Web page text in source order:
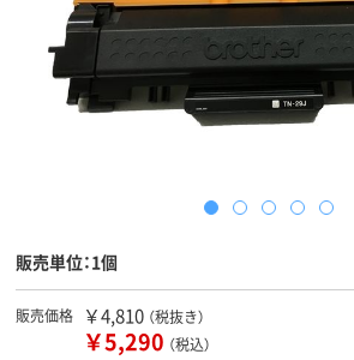
販売単位：1個
販売価格 ￥4,810 （税抜き）
￥5,290 （税込）